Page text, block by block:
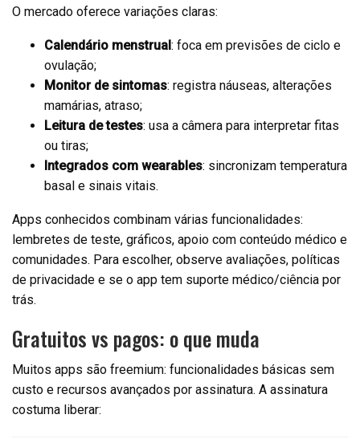
O mercado oferece variações claras:
Calendário menstrual: foca em previsões de ciclo e
ovulação;
Monitor de sintomas: registra náuseas, alterações
mamárias, atraso;
Leitura de testes: usa a câmera para interpretar fitas
ou tiras;
Integrados com wearables: sincronizam temperatura
basal e sinais vitais.
Apps conhecidos combinam várias funcionalidades:
lembretes de teste, gráficos, apoio com conteúdo médico e
comunidades. Para escolher, observe avaliações, políticas
de privacidade e se o app tem suporte médico/ciência por
trás.
Gratuitos vs pagos: o que muda
Muitos apps são freemium: funcionalidades básicas sem
custo e recursos avançados por assinatura. A assinatura
costuma liberar: